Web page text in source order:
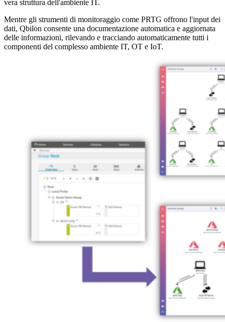
vera struttura dell'ambiente IT.
Mentre gli strumenti di monitoraggio come PRTG offrono l'input dei
dati, Qbilon consente una documentazione automatica e aggiornata
delle informazioni, rilevando e tracciando automaticamente tutti i
componenti del complesso ambiente IT, OT e IoT.